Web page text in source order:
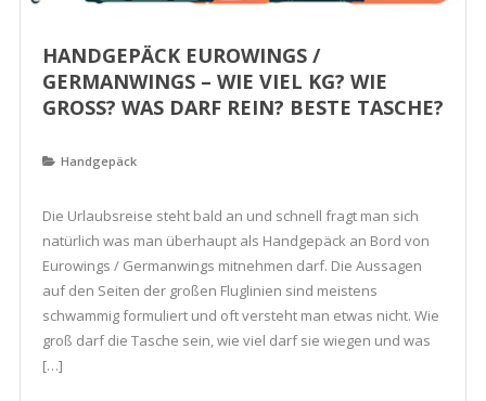
HANDGEPÄCK EUROWINGS /
GERMANWINGS – WIE VIEL KG? WIE
GROSS? WAS DARF REIN? BESTE TASCHE?
Handgepäck
Die Urlaubsreise steht bald an und schnell fragt man sich
natürlich was man überhaupt als Handgepäck an Bord von
Eurowings / Germanwings mitnehmen darf. Die Aussagen
auf den Seiten der großen Fluglinien sind meistens
schwammig formuliert und oft versteht man etwas nicht. Wie
groß darf die Tasche sein, wie viel darf sie wiegen und was
[…]